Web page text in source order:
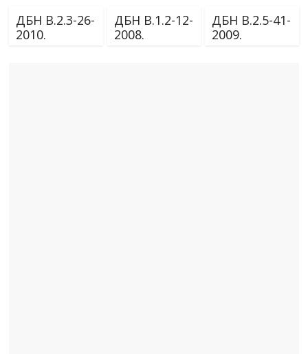
ДБН В.2.3-26-
2010.
ДБН В.1.2-12-
2008.
ДБН В.2.5-41-
2009.